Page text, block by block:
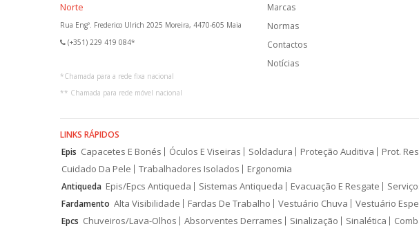
Norte
Rua Engº. Frederico Ulrich 2025 Moreira, 4470-605 Maia
(+351) 229 419 084*
*Chamada para a rede fixa nacional
** Chamada para rede móvel nacional
Marcas
Normas
Contactos
Notícias
LINKS RÁPIDOS
Epis Capacetes E Bonés Óculos E Viseiras Soldadura Proteção Auditiva Prot.
Cuidado Da Pele
Trabalhadores Isolados Ergonomia
Antiqueda Epis/Epcs Antiqueda Sistemas Antiqueda Evacuação E Resgate
Fardamento Alta Visibilidade Fardas De Trabalho Vestuário Chuva Vestuário
Epcs Chuveiros/Lava-Olhos Absorventes Derrames Sinalização Sinalética